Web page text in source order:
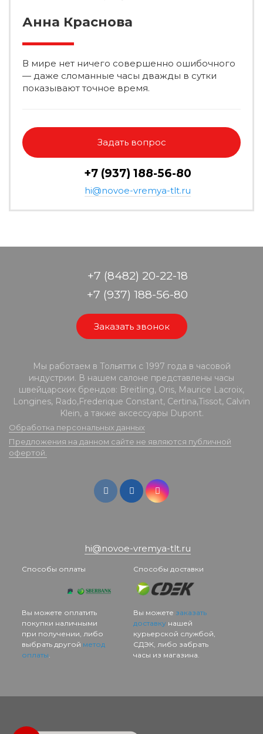
Анна Краснова
В мире нет ничего совершенно ошибочного
— даже сломанные часы дважды в сутки
показывают точное время.
Задать вопрос
+7 (937) 188-56-80
hi@novoe-vremya-tlt.ru
+7 (8482) 20-22-18
+7 (937) 188-56-80
Заказать звонок
Мы работаем в Тольятти с 1997 года в часовой
индустрии. В нашем салоне представлены часы
швейцарских брендов: Breitling, Oris, Maurice Lacroix,
Longines, Rado,Frederique Constant, Certina,Tissot, Calvin
Klein, а также аксессуары Dupont.
Обработка персональных данных
Предложения на данном сайте не являются публичной
офертой.
hi@novoe-vremya-tlt.ru
Способы оплаты
Вы можете оплатить
покупки наличными
при получении, либо
выбрать другой метод
оплаты.
Способы доставки
Вы можете заказать
доставкунашей
курьерской службой,
СДЭК, либо забрать
часы из магазина.